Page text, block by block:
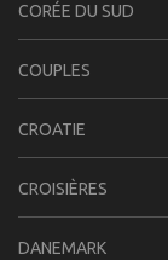
CORÉE DU SUD
COUPLES
CROATIE
CROISIÈRES
DANEMARK